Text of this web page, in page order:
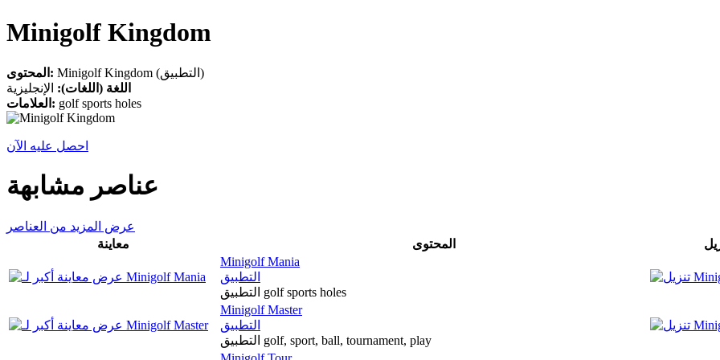
Minigolf Kingdom
المحتوى:
Minigolf Kingdom (التطبيق)
اللغة (اللغات): الإنجليزية
العلامات: golf sports holes
احصل عليه الآن
عناصر مشابهة
عرض المزيد من العناصر
معاينة
المحتوى
Minigolf Mania
التطبيق
التطبيق golf sports holes
Minigolf Master
التطبيق
التطبيق golf, sport, ball, tournament, play